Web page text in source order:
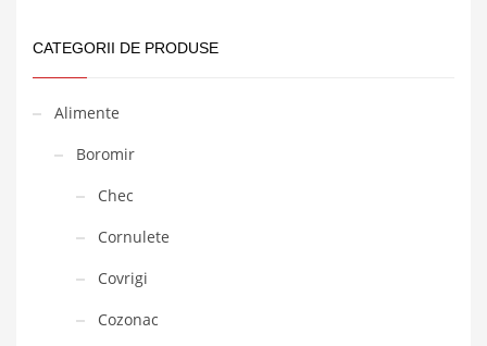
CATEGORII DE PRODUSE
Alimente
Boromir
Chec
Cornulete
Covrigi
Cozonac